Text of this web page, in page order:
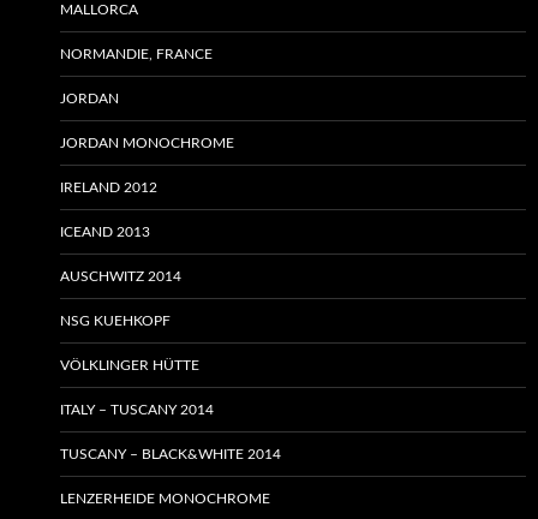
MALLORCA
NORMANDIE, FRANCE
JORDAN
JORDAN MONOCHROME
IRELAND 2012
ICEAND 2013
AUSCHWITZ 2014
NSG KUEHKOPF
VÖLKLINGER HÜTTE
ITALY – TUSCANY 2014
TUSCANY – BLACK&WHITE 2014
LENZERHEIDE MONOCHROME